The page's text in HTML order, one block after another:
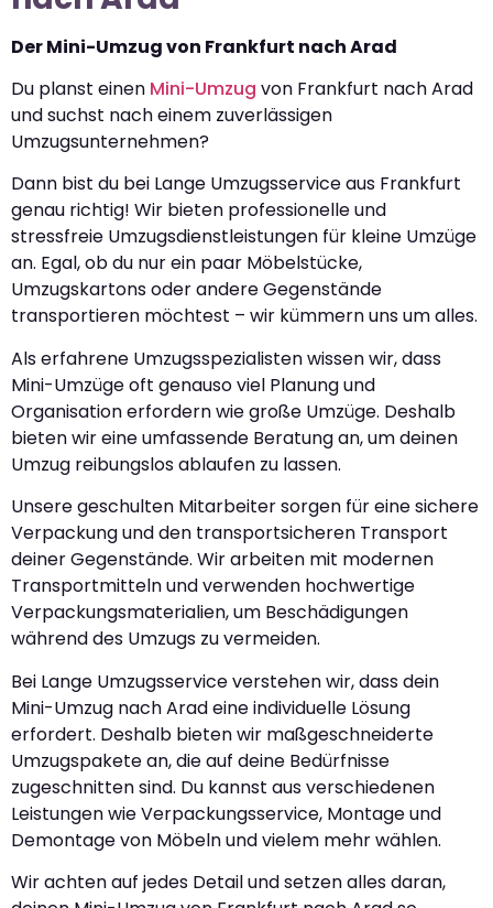
Der Mini-Umzug von Frankfurt nach Arad
Du planst einen Mini-Umzug von Frankfurt nach Arad
und suchst nach einem zuverlässigen
Umzugsunternehmen?
Dann bist du bei Lange Umzugsservice aus Frankfurt
genau richtig! Wir bieten professionelle und
stressfreie Umzugsdienstleistungen für kleine Umzüge
an. Egal, ob du nur ein paar Möbelstücke,
Umzugskartons oder andere Gegenstände
transportieren möchtest – wir kümmern uns um alles.
Als erfahrene Umzugsspezialisten wissen wir, dass
Mini-Umzüge oft genauso viel Planung und
Organisation erfordern wie große Umzüge. Deshalb
bieten wir eine umfassende Beratung an, um deinen
Umzug reibungslos ablaufen zu lassen.
Unsere geschulten Mitarbeiter sorgen für eine sichere
Verpackung und den transportsicheren Transport
deiner Gegenstände. Wir arbeiten mit modernen
Transportmitteln und verwenden hochwertige
Verpackungsmaterialien, um Beschädigungen
während des Umzugs zu vermeiden.
Bei Lange Umzugsservice verstehen wir, dass dein
Mini-Umzug nach Arad eine individuelle Lösung
erfordert. Deshalb bieten wir maßgeschneiderte
Umzugspakete an, die auf deine Bedürfnisse
zugeschnitten sind. Du kannst aus verschiedenen
Leistungen wie Verpackungsservice, Montage und
Demontage von Möbeln und vielem mehr wählen.
Wir achten auf jedes Detail und setzen alles daran,